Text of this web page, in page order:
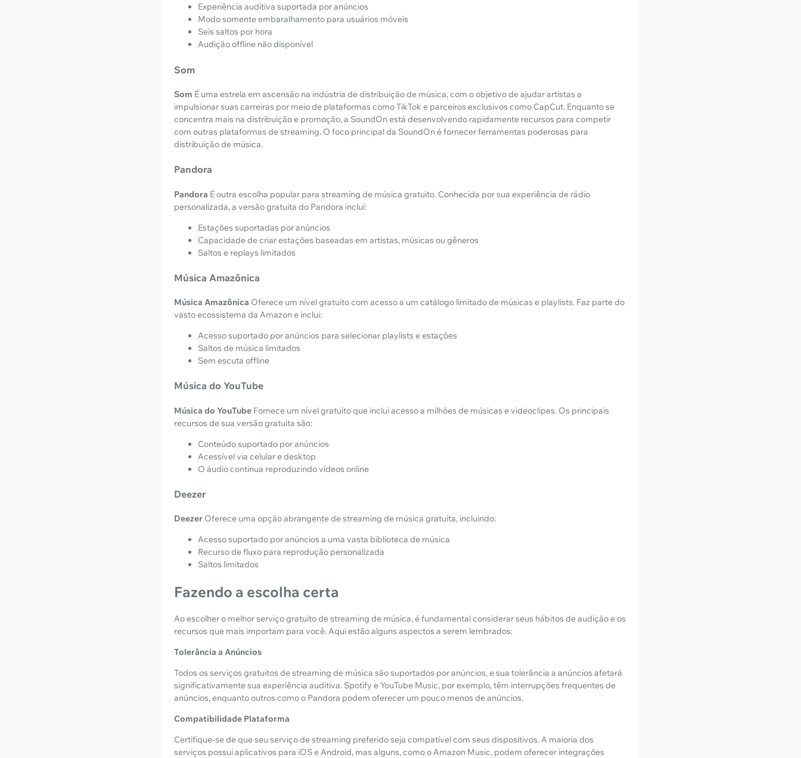
Experiência auditiva suportada por anúncios
Modo somente embaralhamento para usuários móveis
Seis saltos por hora
Audição offline não disponível
Som
Som É uma estrela em ascensão na indústria de distribuição de música, com o objetivo de ajudar artistas a
impulsionar suas carreiras por meio de plataformas como TikTok e parceiros exclusivos como CapCut. Enquanto se
concentra mais na distribuição e promoção, a SoundOn está desenvolvendo rapidamente recursos para competir
com outras plataformas de streaming. O foco principal da SoundOn é fornecer ferramentas poderosas para
distribuição de música.
Pandora
Pandora É outra escolha popular para streaming de música gratuito. Conhecida por sua experiência de rádio
personalizada, a versão gratuita do Pandora inclui:
Estações suportadas por anúncios
Capacidade de criar estações baseadas em artistas, músicas ou gêneros
Saltos e replays limitados
Música Amazônica
Música Amazônica Oferece um nível gratuito com acesso a um catálogo limitado de músicas e playlists. Faz parte do
vasto ecossistema da Amazon e inclui:
Acesso suportado por anúncios para selecionar playlists e estações
Saltos de música limitados
Sem escuta offline
Música do YouTube
Música do YouTube Fornece um nível gratuito que inclui acesso a milhões de músicas e videoclipes. Os principais
recursos de sua versão gratuita são:
Conteúdo suportado por anúncios
Acessível via celular e desktop
O áudio continua reproduzindo vídeos online
Deezer
Deezer Oferece uma opção abrangente de streaming de música gratuita, incluindo:
Acesso suportado por anúncios a uma vasta biblioteca de música
Recurso de fluxo para reprodução personalizada
Saltos limitados
Fazendo a escolha certa
Ao escolher o melhor serviço gratuito de streaming de música, é fundamental considerar seus hábitos de audição e os
recursos que mais importam para você. Aqui estão alguns aspectos a serem lembrados:
Tolerância a Anúncios
Todos os serviços gratuitos de streaming de música são suportados por anúncios, e sua tolerância a anúncios afetará
significativamente sua experiência auditiva. Spotify e YouTube Music, por exemplo, têm interrupções frequentes de
anúncios, enquanto outros como o Pandora podem oferecer um pouco menos de anúncios.
Compatibilidade Plataforma
Certifique-se de que seu serviço de streaming preferido seja compatível com seus dispositivos. A maioria dos
serviços possui aplicativos para iOS e Android, mas alguns, como o Amazon Music, podem oferecer integrações